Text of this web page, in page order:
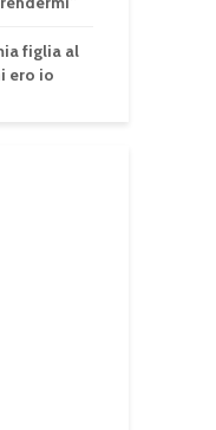
figlia al
ero io